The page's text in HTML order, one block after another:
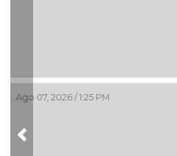
Ago 07, 2026 / 1:25 PM
Previous